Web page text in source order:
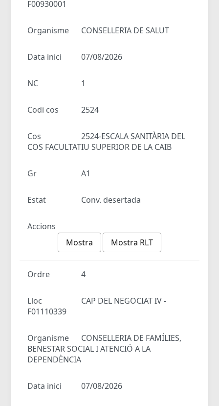
F00930001
Organisme CONSELLERIA DE SALUT
Data inici 07/08/2026
NC 1
Codi cos 2524
Cos
2524-ESCALA SANITÀRIA DEL
COS FACULTATIU SUPERIOR DE LA CAIB
Gr A1
Estat Conv. desertada
Accions
Mostra
Mostra RLT
Ordre 4
Lloc
CAP DEL NEGOCIAT IV -
F01110339
Organisme
CONSELLERIA DE FAMÍLIES,
BENESTAR SOCIAL I ATENCIÓ A LA
DEPENDÈNCIA
Data inici 07/08/2026